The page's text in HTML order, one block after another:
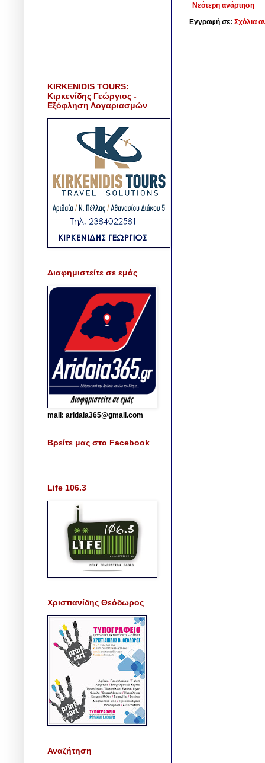
Νεότερη ανάρτηση
Εγγραφή σε: Σχόλια
KIRKENIDIS TOURS:
Κιρκενίδης Γεώργιος -
Εξόφληση Λογαριασμών
Διαφημιστείτε σε εμάς
mail: aridaia365@gmail.com
Βρείτε μας στο Facebook
Life 106.3
Χριστιανίδης Θεόδωρος
Αναζήτηση